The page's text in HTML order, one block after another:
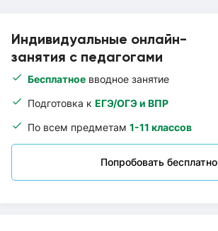
Индивидуальные онлайн-
занятия с педагогами
Бесплатное вводное занятие
Подготовка к ЕГЭ/ОГЭ и ВПР
По всем предметам 1-11 классов
Попробовать бесплатно